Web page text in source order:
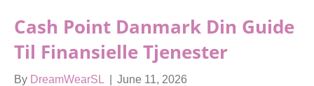
Cash Point Danmark Din Guide
Til Finansielle Tjenester
By DreamWearSL June 11, 2026